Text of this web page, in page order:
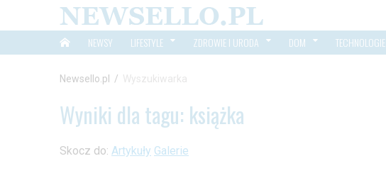
NEWSY LIFESTYLE ZDROWIE I URODA DOM TECHNOLOGIE
Newsello.pl / Wyszukiwarka
Wyniki dla tagu: książka
Skocz do: Artykuły Galerie